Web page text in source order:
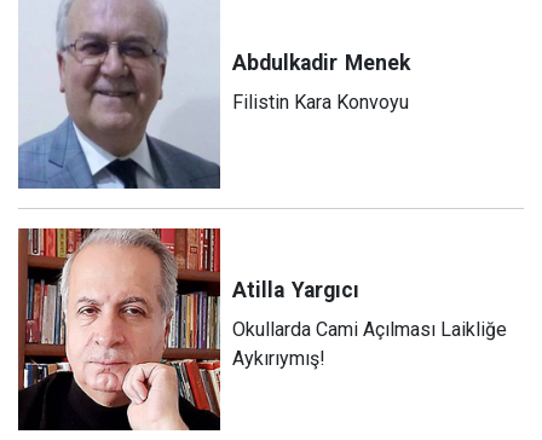
Abdulkadir Menek
Filistin Kara Konvoyu
Atilla Yargıcı
Okullarda Cami Açılması Laikliğe
Aykırıymış!